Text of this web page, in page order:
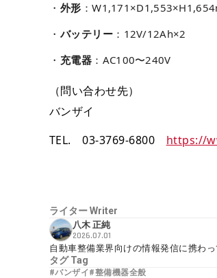
外形 ：
バッテリー ：12V/12Ah×2
充電器 ：AC100〜240V
（問い合わせ先）
バンザイ
TEL. 03-3769-6800 https://
ライターWriter
八木 正純
2026.07.01
自動車整備業界向けの情報発信に携わ
タグTag
#バンザイ#整備機器全般